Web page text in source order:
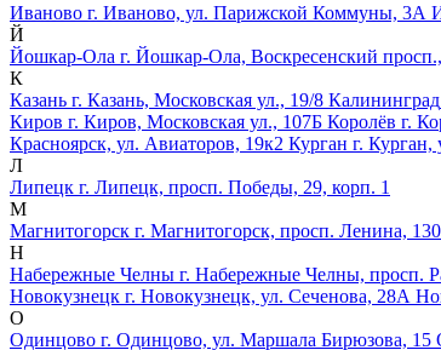
Иваново г. Иваново, ул. Парижской Коммуны, 3А
Й
Йошкар-Ола г. Йошкар-Ола, Воскресенский
К
Казань г. Казань, Московская ул., 19/8 Калининград
Киров г. Киров, Московская ул., 107Б Королёв г.
Красноярск, ул. Авиаторов, 19к2 Курган г. Курган,
Л
Липецк г. Липецк, просп. Победы, 29, корп. 1
М
Магнитогорск г. Магнитогорск, просп. Ленина, 130
Н
Набережные Челны г. Набережные Челны, просп.
Новокузнецк г. Новокузнецк, ул. Сеченова, 28А
О
Одинцово г. Одинцово, ул. Маршала Бирюзова, 15